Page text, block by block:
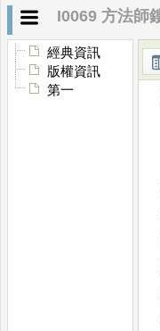
經典資訊
版權資訊
第一